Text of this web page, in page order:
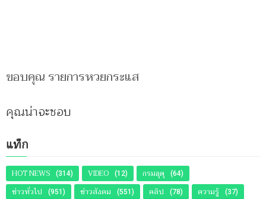
ขอบคุณ รายการหวยกระแส
คุณน่าจะชอบ
แท็ก
HOT NEWS (314) VIDEO (12) กรมอุตุ (64)
ข่าวทั่วไป (951) ข่าวสังคม (551) คลิป (78) ความรู้ (37)